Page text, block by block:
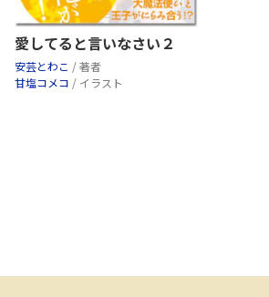
愛してると言いなさい２
安芸とわこ / 著者
甘塩コメコ / イラスト